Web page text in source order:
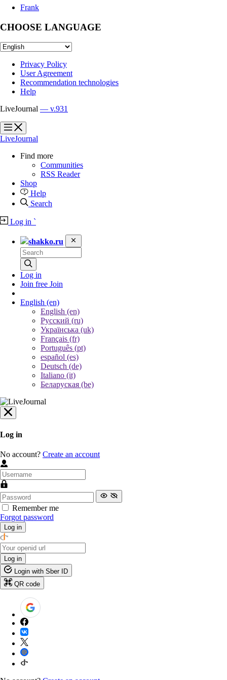
Frank
CHOOSE LANGUAGE
Privacy Policy
User Agreement
Recommendation technologies
Help
LiveJournal — v.931
?
?
LiveJournal
Find more
Communities
RSS Reader
Shop
Help
Search
Log in `
shakko.ru
Log in
Join free Join
English (en)
English (en)
Русский (ru)
Українська (uk)
Français (fr)
Português (pt)
español (es)
Deutsch (de)
Italiano (it)
Беларуская (be)
Log in
No account? Create an account
Remember me
Forgot password
Log in
Log in
Login with Sber ID
QR code